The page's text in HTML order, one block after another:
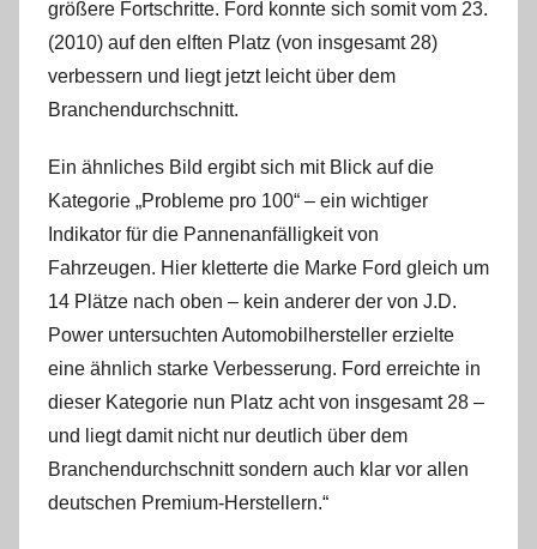
größere Fortschritte. Ford konnte sich somit vom 23.
(2010) auf den elften Platz (von insgesamt 28)
verbessern und liegt jetzt leicht über dem
Branchendurchschnitt.
Ein ähnliches Bild ergibt sich mit Blick auf die
Kategorie „Probleme pro 100“ – ein wichtiger
Indikator für die Pannenanfälligkeit von
Fahrzeugen. Hier kletterte die Marke Ford gleich um
14 Plätze nach oben – kein anderer der von J.D.
Power untersuchten Automobilhersteller erzielte
eine ähnlich starke Verbesserung. Ford erreichte in
dieser Kategorie nun Platz acht von insgesamt 28 –
und liegt damit nicht nur deutlich über dem
Branchendurchschnitt sondern auch klar vor allen
deutschen Premium-Herstellern.“